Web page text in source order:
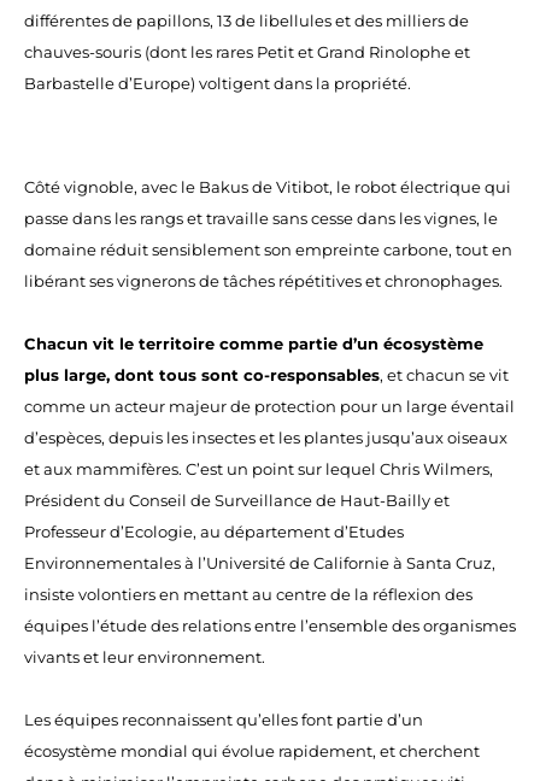
différentes de papillons, 13 de libellules et des milliers de
chauves-souris (dont les rares Petit et Grand Rinolophe et
Barbastelle d’Europe) voltigent dans la propriété.
Côté vignoble, avec le Bakus de Vitibot, le robot électrique qui
passe dans les rangs et travaille sans cesse dans les vignes, le
domaine réduit sensiblement son empreinte carbone, tout en
libérant ses vignerons de tâches répétitives et chronophages.
Chacun vit le territoire comme partie d’un écosystème
plus large, dont tous sont co-responsables, et chacun se vit
comme un acteur majeur de protection pour un large éventail
d’espèces, depuis les insectes et les plantes jusqu’aux oiseaux
et aux mammifères. C’est un point sur lequel Chris Wilmers,
Président du Conseil de Surveillance de Haut-Bailly et
Professeur d’Ecologie, au département d’Etudes
Environnementales à l’Université de Californie à Santa Cruz,
insiste volontiers en mettant au centre de la réflexion des
équipes l’étude des relations entre l’ensemble des organismes
vivants et leur environnement.
Les équipes reconnaissent qu’elles font partie d’un
écosystème mondial qui évolue rapidement, et cherchent